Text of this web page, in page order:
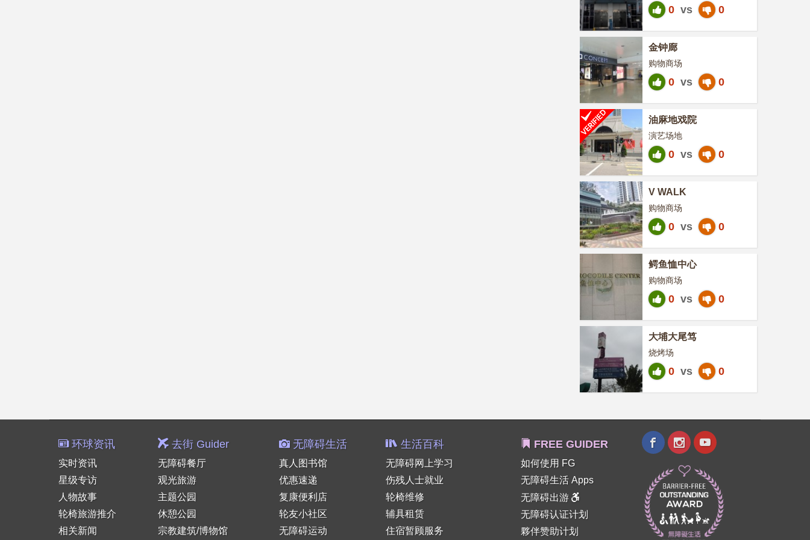
0 vs 0
金钟廊
购物商场
0 vs 0
油麻地戏院
演艺场地
0 vs 0
V WALK
购物商场
0 vs 0
鳄鱼恤中心
购物商场
0 vs 0
大埔大尾笃
烧烤场
0 vs 0
环球资讯
实时资讯
星级专访
人物故事
轮椅旅游推介
相关新闻
去街 Guider
无障碍餐厅
观光旅游
主题公园
休憩公园
宗教建筑/博物馆
无障碍生活
真人图书馆
优惠速递
复康便利店
轮友小社区
无障碍运动
生活百科
无障碍网上学习
伤残人士就业
轮椅维修
辅具租赁
住宿暂顾服务
FREE GUIDER
如何使用 FG
无障碍生活 Apps
无障碍出游
无障碍认证计划
夥伴赞助计划